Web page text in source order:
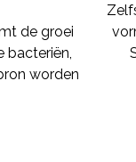
de groei
bacteriën,
worden